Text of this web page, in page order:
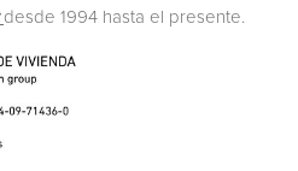
desde 1994 hasta el presente.